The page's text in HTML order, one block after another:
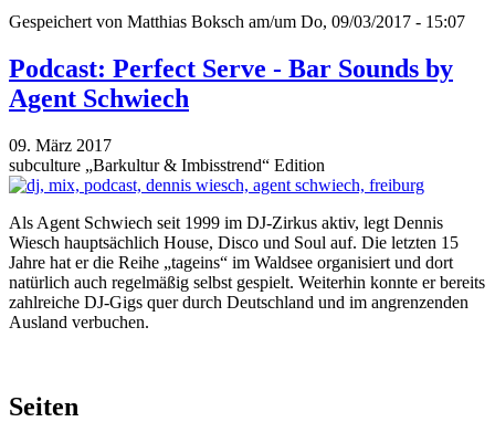
Gespeichert von Matthias Boksch am/um Do, 09/03/2017 - 15:07
Podcast: Perfect Serve - Bar Sounds by
Agent Schwiech
09. März 2017
subculture „Barkultur & Imbisstrend“ Edition
Als Agent Schwiech seit 1999 im DJ-Zirkus aktiv, legt Dennis
Wiesch hauptsächlich House, Disco und Soul auf. Die letzten 15
Jahre hat er die Reihe „tageins“ im Waldsee organisiert und dort
natürlich auch regelmäßig selbst gespielt. Weiterhin konnte er bereits
zahlreiche DJ-Gigs quer durch Deutschland und im angrenzenden
Ausland verbuchen.
Seiten